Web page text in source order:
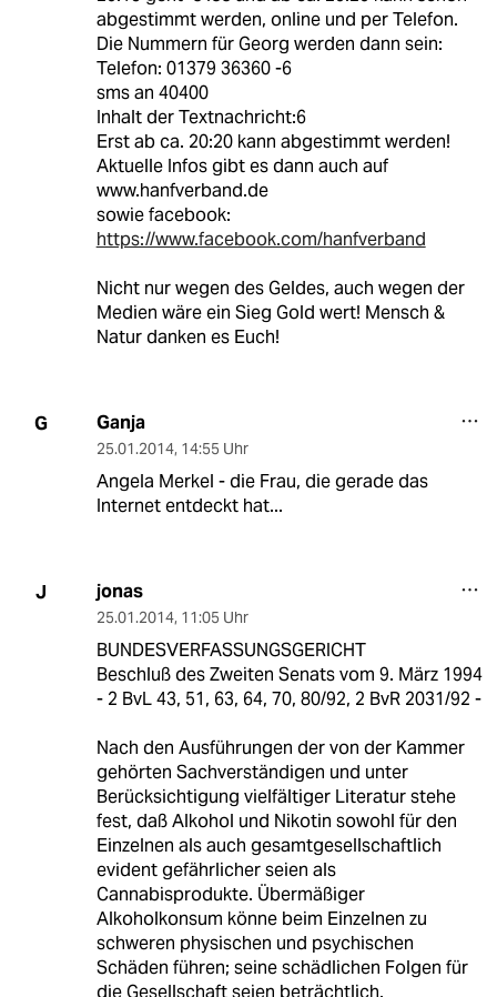
abgestimmt werden, online und per Telefon.
Die Nummern für Georg werden dann sein:
Telefon: 01379 36360 -6
sms an 40400
Inhalt der Textnachricht:6
Erst ab ca. 20:20 kann abgestimmt werden!
Aktuelle Infos gibt es dann auch auf
www.hanfverband.de
sowie facebook:
https://www.facebook.com/hanfverband
Nicht nur wegen des Geldes, auch wegen der
Medien wäre ein Sieg Gold wert! Mensch &
Natur danken es Euch!
G Ganja
25.01.2014, 14:55 Uhr
Angela Merkel - die Frau, die gerade das
Internet entdeckt hat...
J jonas
25.01.2014, 11:05 Uhr
BUNDESVERFASSUNGSGERICHT
Beschluß des Zweiten Senats vom 9. März 1994
- 2 BvL 43, 51, 63, 64, 70, 80/92, 2 BvR 2031/92 -
Nach den Ausführungen der von der Kammer
gehörten Sachverständigen und unter
Berücksichtigung vielfältiger Literatur stehe
fest, daß Alkohol und Nikotin sowohl für den
Einzelnen als auch gesamtgesellschaftlich
evident gefährlicher seien als
Cannabisprodukte. Übermäßiger
Alkoholkonsum könne beim Einzelnen zu
schweren physischen und psychischen
Schäden führen; seine schädlichen Folgen für
die Gesellschaft seien beträchtlich.